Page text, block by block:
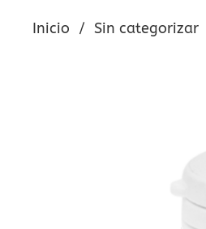
Inicio / Sin categorizar